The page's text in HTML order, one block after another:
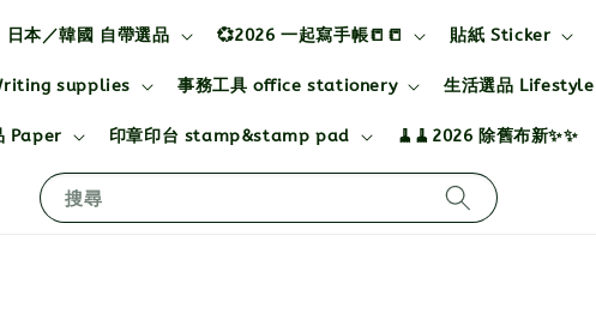
搜尋
日本／韓國 自帶選品 💞2026 一起寫手帳📒📒 貼紙 Sticker
supplies 事務工具 office stationery 生活選品
Paper 印章印台 stamp&stamp pad 🧹🧹2026 除舊布新✨✨